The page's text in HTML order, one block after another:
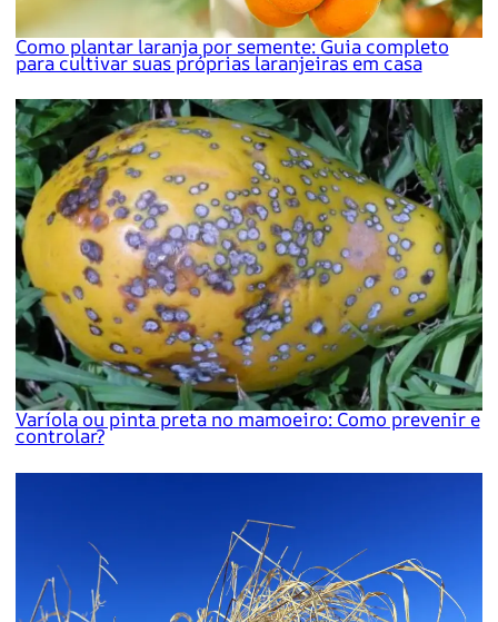
Como plantar laranja por semente: Guia completo
para cultivar suas próprias laranjeiras em casa
Varíola ou pinta preta no mamoeiro: Como prevenir e
controlar?